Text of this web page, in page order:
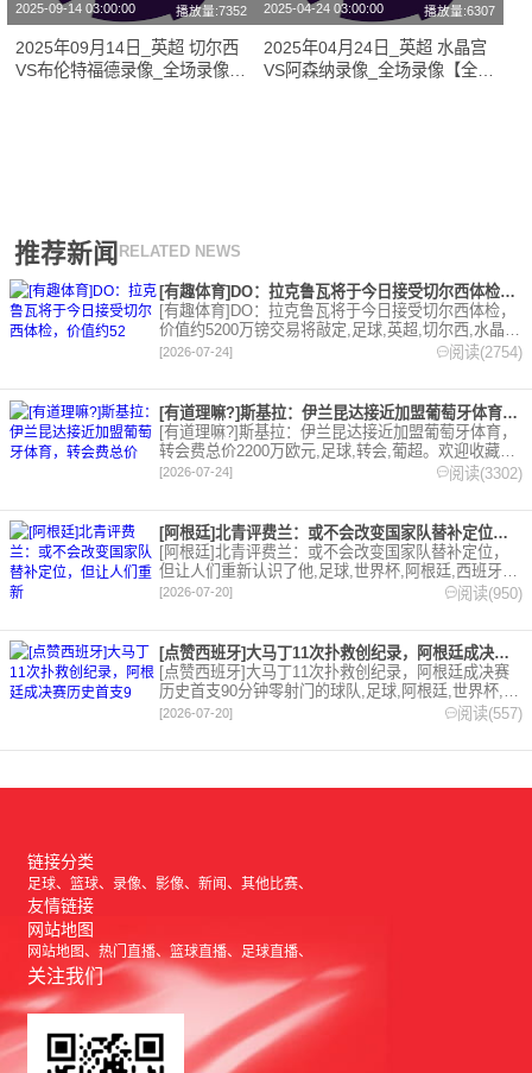
2025-09-14 03:00:00 播放量:7352
2025年09月14日_英超 切尔西
VS布伦特福德录像_全场录像
2025-04-24 03:00:00 播放量:6307
2025年04月24日_英超 水晶宫
VS阿森纳录像_全场录像【全场
推荐新闻 RELATED NEWS
[有趣体育]DO：拉克鲁瓦将于今日接受切尔西体检，价值约52
[有趣体育]DO：拉克鲁瓦将于今日接受切尔西体检，
价值约5200万镑交易将敲定,足球,英超,切尔西,水晶
宫,转会。欢迎收藏本站，24小时为你更新最新的足
[2026-07-24] 阅读(2754)
[有道理嘛?]斯基拉：伊兰昆达接近加盟葡萄牙体育，转会费总价
[有道理嘛?]斯基拉：伊兰昆达接近加盟葡萄牙体育，
转会费总价2200万欧元,足球,转会,葡超。欢迎收藏本
站，24小时为你更新最新的足球，篮球体育资讯。
[2026-07-24] 阅读(3302)
[阿根廷]北青评费兰：或不会改变国家队替补定位，但让人们重新
[阿根廷]北青评费兰：或不会改变国家队替补定位，
但让人们重新认识了他,足球,世界杯,阿根廷,西班牙。
欢迎收藏本站，24小时为你更新最新的足球，篮球体
[2026-07-20] 阅读(950)
[点赞西班牙]大马丁11次扑救创纪录，阿根廷成决赛历史首支9
[点赞西班牙]大马丁11次扑救创纪录，阿根廷成决赛
历史首支90分钟零射门的球队,足球,阿根廷,世界杯,西
班牙,点赞西班牙,点赞阿根廷,西甲,英超,阿斯顿维
球体育资讯。
[2026-07-20] 阅读(557)
链接分类
足球 篮球 录像 影像 新闻 其他比赛
友情链接
网站地图
网站地图 热门直播 篮球直播 足球直播
关注我们